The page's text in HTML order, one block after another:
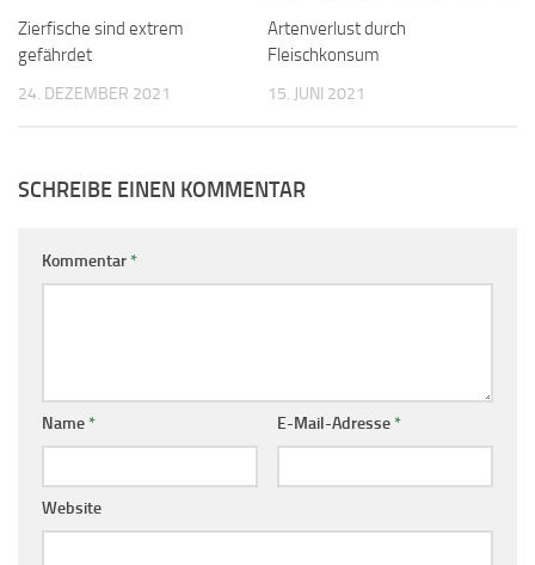
Zierfische sind extrem
gefährdet
24. DEZEMBER 2021
Artenverlust durch
Fleischkonsum
15. JUNI 2021
SCHREIBE EINEN KOMMENTAR
Kommentar*
Name* E-Mail-Adresse*
Website